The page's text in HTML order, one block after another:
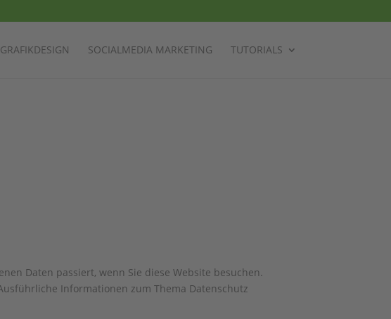
GRAFIKDESIGN SOCIALMEDIA MARKETING TUTORIALS
Daten passiert, wenn Sie diese Website besuchen.
Informationen zum Thema Datenschutz